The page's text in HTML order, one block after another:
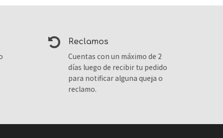
reclamos
Cuentas con un máximo de 2
días luego de recibir tu pedido
para notificar alguna queja o
reclamo.